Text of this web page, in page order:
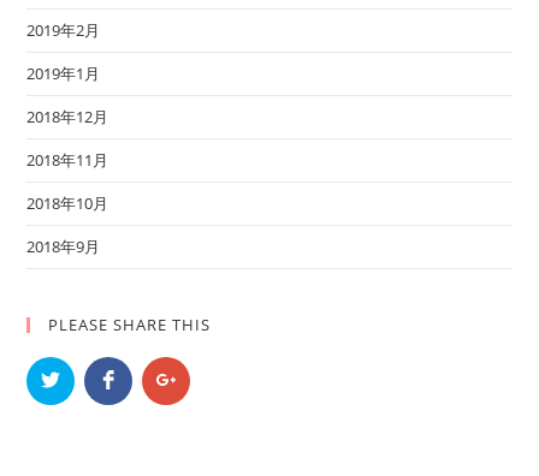
2019年2月
2019年1月
2018年12月
2018年11月
2018年10月
2018年9月
PLEASE SHARE THIS